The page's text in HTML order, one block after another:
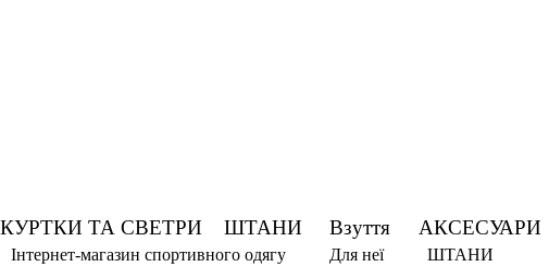
КУРТКИ ТА СВЕТРИ ШТАНИ Взуття АКСЕСУАРИ
Інтернет-магазин спортивного одягу Для неї ШТАНИ